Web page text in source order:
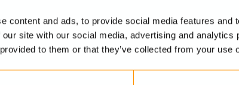
content and ads, to provide social media features and
site with our social media, advertising and analytics
to them or that they’ve collected from your use